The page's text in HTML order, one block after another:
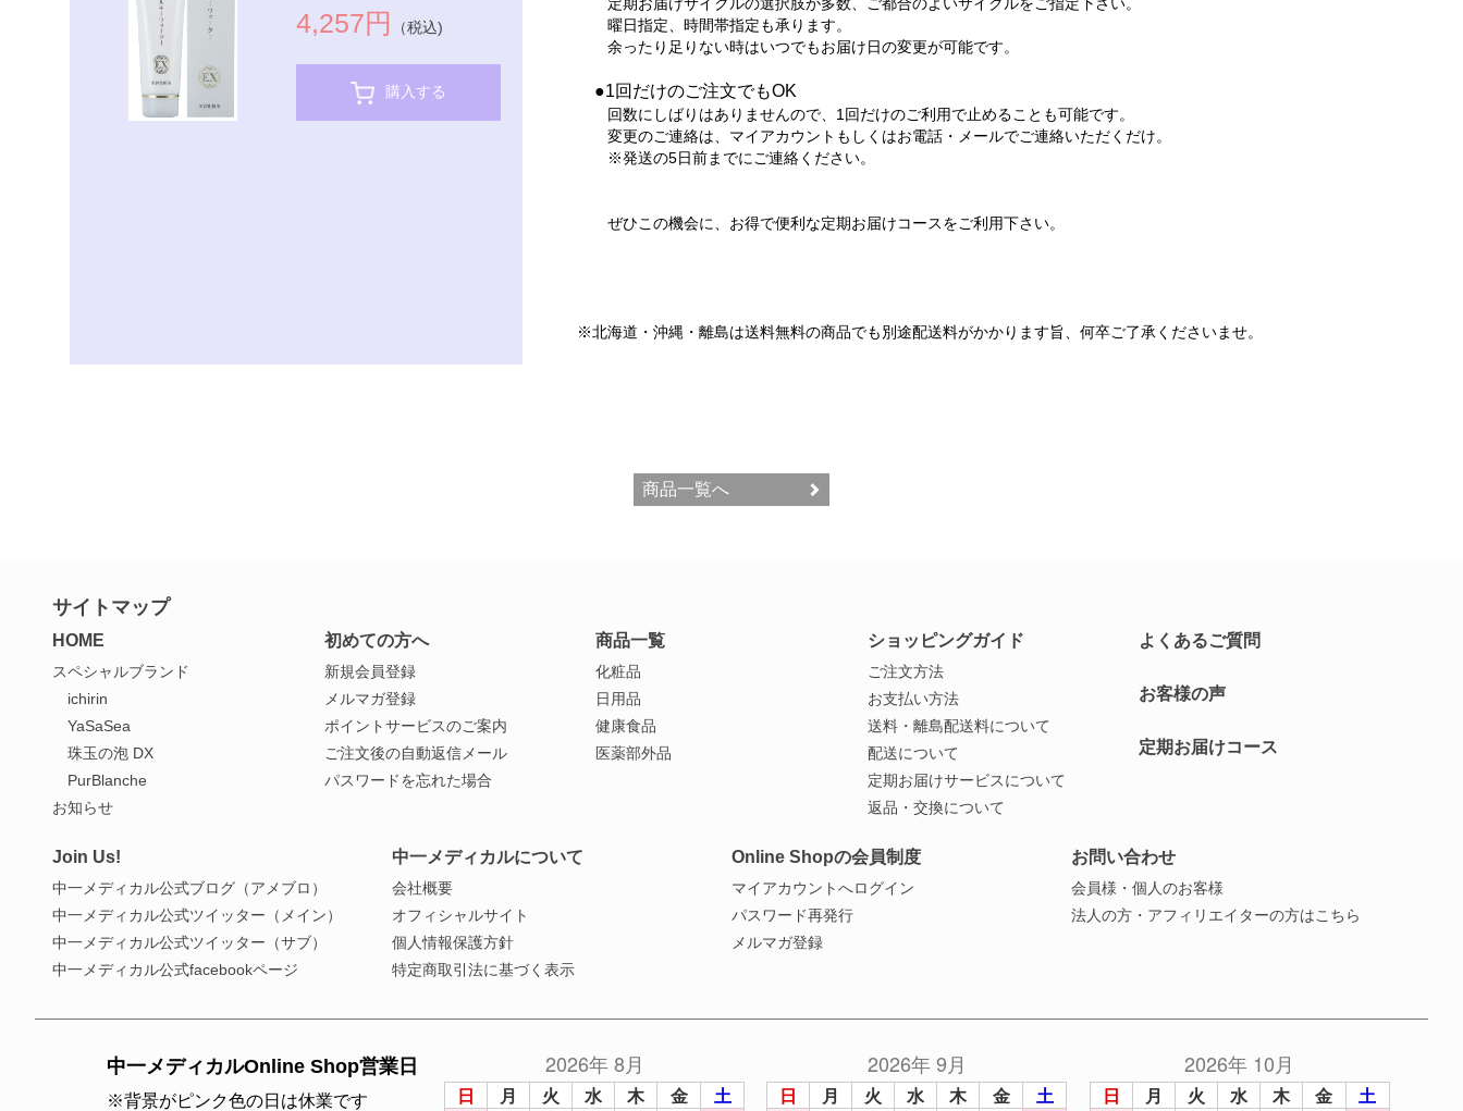
4,257円 （税込)
購入する
曜日指定、時間帯指定も承ります。
余ったり足りない時はいつでもお届け日の変更が可能です。
●1回だけのご注文でもOK
回数にしばりはありませんので、1回だけのご利用で止めることも可能です。
変更のご連絡は、マイアカウントもしくはお電話・メールでご連絡いただくだけ。
※発送の5日前までにご連絡ください。
ぜひこの機会に、お得で便利な定期お届けコースをご利用下さい。
※北海道・沖縄・離島は送料無料の商品でも別途配送料がかかります旨、何卒ご了承くださいませ。
商品一覧へ
サイトマップ
HOME
スペシャルブランド
ichirin
YaSaSea
珠玉の泡 DX
PurBlanche
お知らせ
初めての方へ
新規会員登録
メルマガ登録
ポイントサービスのご案内
ご注文後の自動返信メール
パスワードを忘れた場合
商品一覧
化粧品
日用品
健康食品
医薬部外品
ショッピングガイド
ご注文方法
お支払い方法
送料・離島配送料について
配送について
定期お届けサービスについて
返品・交換について
よくあるご質問
お客様の声
定期お届けコース
Join Us!
中一メディカル公式ブログ（アメブロ）
中一メディカル公式ツイッター（メイン）
中一メディカル公式ツイッター（サブ）
中一メディカル公式facebookページ
中一メディカルについて
会社概要
オフィシャルサイト
個人情報保護方針
特定商取引法に基づく表示
Online Shopの会員制度
マイアカウントへログイン
パスワード再発行
メルマガ登録
お問い合わせ
会員様・個人のお客様
法人の方・アフィリエイターの方はこちら
中一メディカルOnline Shop営業日
※背景がピンク色の日は休業です
2026年 8月
日 月 火 水 木 金 土
2026年 9月
日 月 火 水 木 金 土
2026年 10月
日 月 火 水 木 金 土